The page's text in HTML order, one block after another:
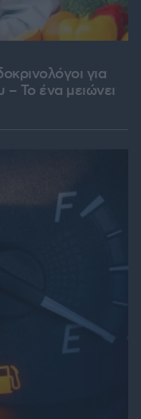
για
Το ένα μειώνει